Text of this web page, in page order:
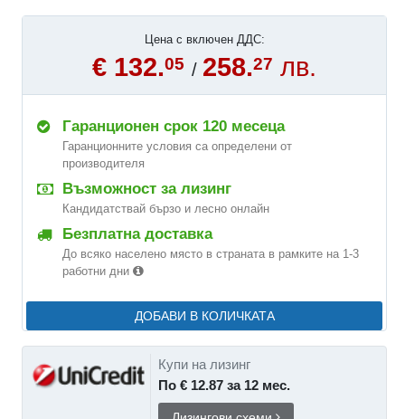
Цена с включен ДДС:
€ 132.05 / 258.27 лв.
Гаранционен срок 120 месеца
Гаранционните условия са определени от
производителя
Възможност за лизинг
Кандидатствай бързо и лесно онлайн
Безплатна доставка
До всяко населено място в страната в рамките на 1-3
работни дни
ДОБАВИ В КОЛИЧКАТА
Купи на лизинг
По € 12.87 за 12 мес.